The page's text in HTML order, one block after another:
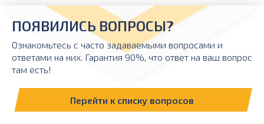
ПОЯВИЛИСЬ ВОПРОСЫ?
Ознакомьтесь с часто задаваемыми вопросами и
ответами на них. Гарантия 90%, что ответ на ваш вопрос
там есть!
Перейти к списку вопросов